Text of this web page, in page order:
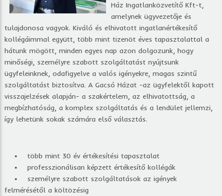
Ház Ingatlanközvetítő Kft-t,
amelynek ügyvezetője és
tulajdonosa vagyok. Kiváló és elhivatott ingatlanértékesítő
kollégáimmal együtt, több mint tizenöt éves tapasztalattal a
hátunk mögött, minden egyes nap azon dolgozunk, hogy
minőségi, személyre szabott szolgáltatást nyújtsunk
ügyfeleinknek, odafigyelve a valós igényekre, magas szintű
szolgáltatást biztosítva. A Gacsó Házat -az ügyfelektől kapott
visszajelzések alapján- a szakértelem, az elhivatottság, a
megbízhatóság, a komplex szolgáltatás és a lendület jellemzi,
így lehetünk sokak számára első választás.
• több mint 30 év értékesítési tapasztalat
• professzionálisan képzett értékesítő kollégák
• személyre szabott szolgáltatások az igények
felmérésétől a költözésig